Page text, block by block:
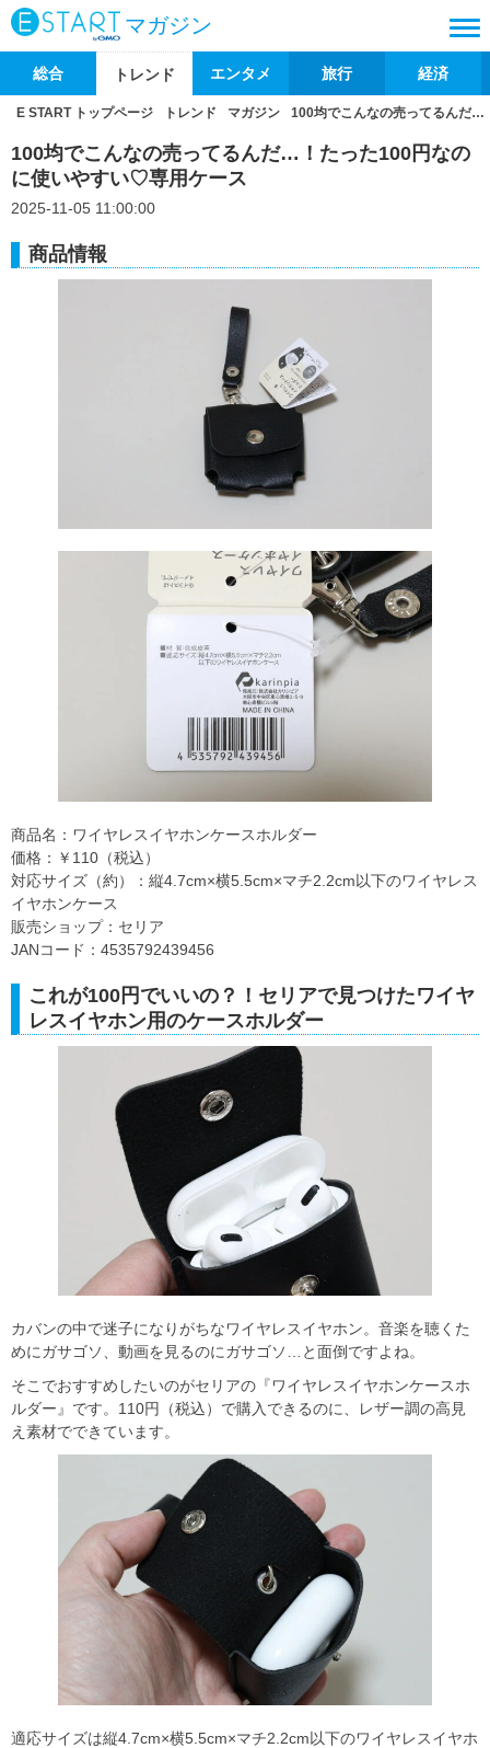
マガジン
総合 トレンド エンタメ 旅行 経済
E START トップページ トレンド マガジン 100均でこんなの売ってるんだ
100均でこんなの売ってるんだ…！たった100円なの
に使いやすい♡専用ケース
2025-11-05 11:00:00
商品情報
商品名：ワイヤレスイヤホンケースホルダー
価格：￥110（税込）
対応サイズ（約）：縦4.7cm×横5.5cm×マチ2.2cm以下のワイヤレス
イヤホンケース
販売ショップ：セリア
JANコード：4535792439456
これが100円でいいの？！セリアで見つけたワイヤ
レスイヤホン用のケースホルダー
カバンの中で迷子になりがちなワイヤレスイヤホン。音楽を聴くた
めにガサゴソ、動画を見るのにガサゴソ…と面倒ですよね。
そこでおすすめしたいのがセリアの『ワイヤレスイヤホンケースホ
ルダー』です。110円（税込）で購入できるのに、レザー調の高見
え素材でできています。
適応サイズは縦4.7cm×横5.5cm×マチ2.2cm以下のワイヤレスイヤホ